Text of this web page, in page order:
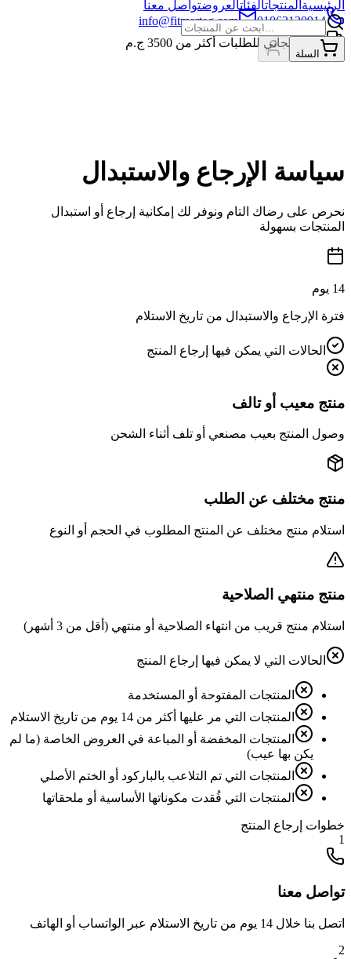
01063120914
info@fitmarteg.com
شحن مجاني للطلبات أكثر من 3500 ج.م
الرئيسية المنتجاتالفئاتالعروضتواصل معنا
السلة
سياسة الإرجاع والاستبدال
نحرص على رضاك التام ونوفر لك إمكانية إرجاع أو استبدال
المنتجات بسهولة
14 يوم
فترة الإرجاع والاستبدال من تاريخ الاستلام
الحالات التي يمكن فيها إرجاع المنتج
منتج معيب أو تالف
وصول المنتج بعيب مصنعي أو تلف أثناء الشحن
منتج مختلف عن الطلب
استلام منتج مختلف عن المنتج المطلوب في الحجم أو النوع
منتج منتهي الصلاحية
استلام منتج قريب من انتهاء الصلاحية أو منتهي (أقل من 3 أشهر)
الحالات التي لا يمكن فيها إرجاع المنتج
المنتجات المفتوحة أو المستخدمة
المنتجات التي مر عليها أكثر من 14 يوم من تاريخ الاستلام
المنتجات المخفضة أو المباعة في العروض الخاصة (ما لم
يكن بها عيب)
المنتجات التي تم التلاعب بالباركود أو الختم الأصلي
المنتجات التي فُقدت مكوناتها الأساسية أو ملحقاتها
خطوات إرجاع المنتج
1
تواصل معنا
اتصل بنا خلال 14 يوم من تاريخ الاستلام عبر الواتساب أو الهاتف
2